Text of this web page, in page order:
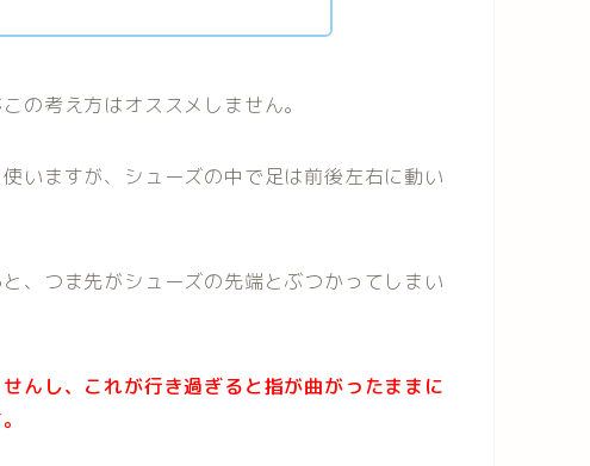
の考え方はオススメしません。
いますが、シューズの中で足は前後左右に動い
、つま先がシューズの先端とぶつかってしまい
んし、これが行き過ぎると指が曲がったままに